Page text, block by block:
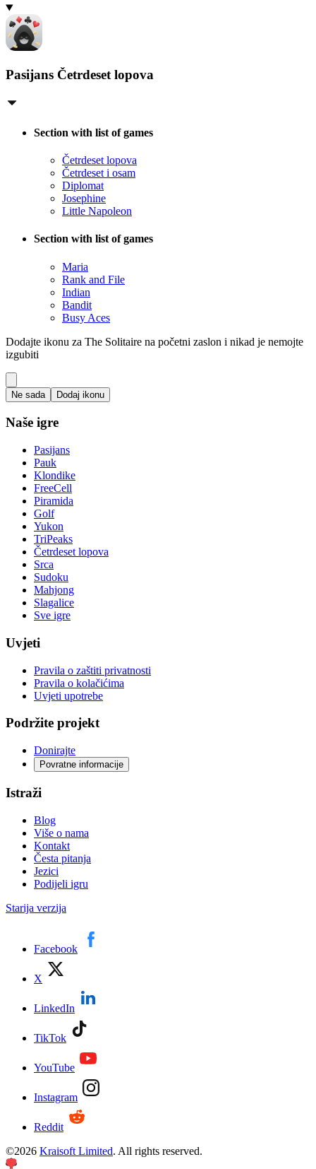
Pasijans Četrdeset lopova
Section with list of games
Četrdeset lopova
Četrdeset i osam
Diplomat
Josephine
Little Napoleon
Section with list of games
Maria
Rank and File
Indian
Bandit
Busy Aces
Dodajte ikonu za The Solitaire na početni zaslon i nikad je nemojte
izgubiti
Ne sada Dodaj ikonu
Naše igre
Pasijans
Pauk
Klondike
FreeCell
Piramida
Golf
Yukon
TriPeaks
Četrdeset lopova
Srca
Sudoku
Mahjong
Slagalice
Sve igre
Uvjeti
Pravila o zaštiti privatnosti
Pravila o kolačićima
Uvjeti upotrebe
Podržite projekt
Donirajte
Povratne informacije
Istraži
Blog
Više o nama
Kontakt
Česta pitanja
Jezici
Podijeli igru
Starija verzija
Facebook
X
LinkedIn
TikTok
YouTube
Instagram
Reddit
©2026 Kraisoft Limited. All rights reserved.